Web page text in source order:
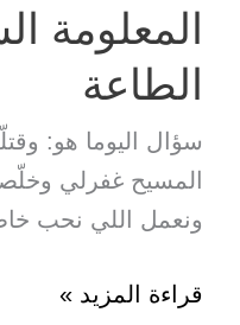
المعلومة
الطاعة
سؤال اليوما هو:
المسيح غفرلي
ونعمل اللي نحب
المعلومة
قراءة المزيد »